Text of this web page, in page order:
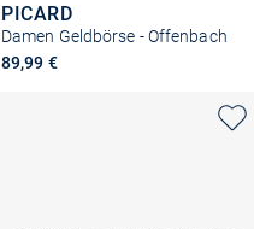
PICARD
Damen Geldbörse - Offenbach
89,99 €